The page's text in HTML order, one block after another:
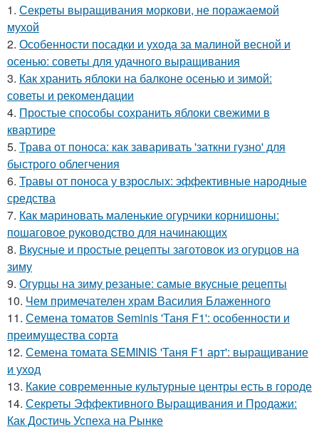
1. Секреты выращивания моркови, не поражаемой
мухой
2. Особенности посадки и ухода за малиной весной и
осенью: советы для удачного выращивания
3. Как хранить яблоки на балконе осенью и зимой:
советы и рекомендации
4. Простые способы сохранить яблоки свежими в
квартире
5. Трава от поноса: как заваривать 'заткни гузно' для
быстрого облегчения
6. Травы от поноса у взрослых: эффективные народные
средства
7. Как мариновать маленькие огурчики корнишоны:
пошаговое руководство для начинающих
8. Вкусные и простые рецепты заготовок из огурцов на
зиму
9. Огурцы на зиму резаные: самые вкусные рецепты
10. Чем примечателен храм Василия Блаженного
11. Семена томатов Seminis 'Таня F1': особенности и
преимущества сорта
12. Семена томата SEMINIS 'Таня F1 арт': выращивание
и уход
13. Какие современные культурные центры есть в городе
14. Секреты Эффективного Выращивания и Продажи:
Как Достичь Успеха на Рынке